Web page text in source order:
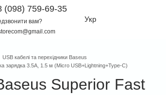
(098) 759-69-35
вам?
Укр
USB кабелі та перехідники Baseus
зарядка 3.5A, 1.5 м (Micro USB+Lightning+Type-C)
Superior Fast